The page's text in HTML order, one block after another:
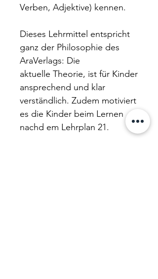
Verben, Adjektive) kennen.
Dieses Lehrmittel entspricht
ganz der Philosophie des
AraVerlags: Die
aktuelle Theorie, ist für Kinder
ansprechend und klar
verständlich. Zudem motiviert
es die Kinder beim Lernen
nachd em Lehrplan 21.